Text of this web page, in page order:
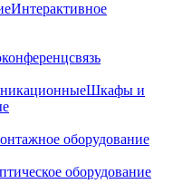
Интерактивное
Шкафы и
оборудование
оборудование